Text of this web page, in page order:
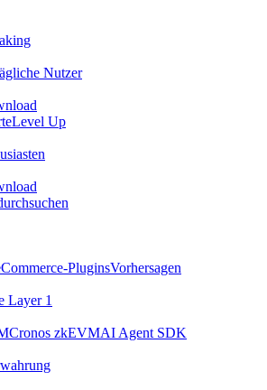
Nutzer
Level Up
PluginsVorhersagen
Layer 1
Cronos zkEVMAI Agent SDK